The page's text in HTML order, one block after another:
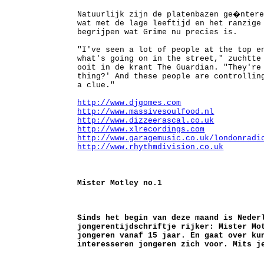
Natuurlijk zijn de platenbazen
wat met de lage leeftijd en het ranzige
begrijpen wat Grime nu precies is.
"I've seen a lot of people at the top
what's going on in the street," zuchtte
ooit in de krant The Guardian.
thing?' And these people are
a clue."
http://www.djgomes.com
http://www.massivesoulfood.nl
http://www.dizzeerascal.co.uk
http://www.xlrecordings.com
http://www.garagemusic.co.uk/
http://www.rhythmdivision.co.uk
Mister Motley no.1
Sinds het begin van deze maand is
jongerentijdschriftje rijker: Mister
jongeren vanaf 15 jaar. En gaat over
interesseren jongeren zich voor. Mits